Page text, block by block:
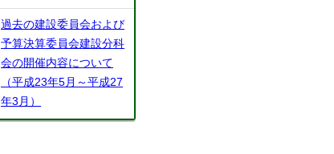
過去の建設委員会および
予算決算委員会建設分科
会の開催内容について
（平成23年5月～平成27
年3月）